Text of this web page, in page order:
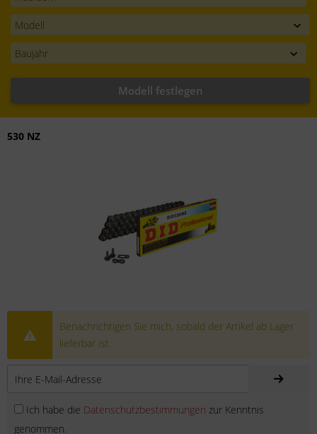
Modell festlegen
530 NZ
Benachrichtigen Sie mich, sobald der Artikel ab Lager
lieferbar ist.
Ich habe die Datenschutzbestimmungen zur Kenntnis
genommen.